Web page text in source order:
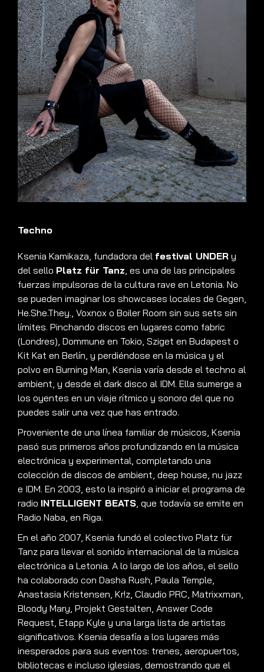
Techno
Ksenia Kamikaza, fundadora del festival UNDER y
del sello Platz für Tanz, es una de las principales
fuerzas impulsoras de la cultura rave en Letonia. No
se pueden imaginar los showcases locales de Gegen,
He.She.They., Voxnox o Boiler Room sin sus sets sin
límites. Pinchando discos en lugares como fabric
(Londres), Dommune en Tokio, Sziget en Budapest o
Kit Kat en Berlín, y perdiéndose en la música y el
polvo en Burning Man, Ksenia varía desde el techno al
ambient, y desde el dark disco al IDM. Ella sumerge a
los oyentes en un viaje rítmico y sonoro del que no
puedes salir una vez que has entrado.
Proveniente de una línea familiar de músicos, Ksenia
pasó sus primeros años profundizando en la música
electrónica y experimental, completando una
colección de discos de ambient, deep house, nu jazz
e IDM. En 2003, esto la inspiró a iniciar el programa de
radio INTELLIGENT BEATS, que todavía se emite en
Radio Naba, en Riga.
En el año 2007, Ksenia fundó el colectivo Platz für
Tanz para llevar el sonido internacional de la música
electrónica a Letonia. A lo largo de los años, el sello
ha colaborado con Dasha Rush, Paula Temple,
Anastasia Kristensen, Kr!z, Claudio PRC, Matrixxman,
Bloody Mary, Projekt Gestalten, Answer Code
Request, Etapp Kyle y una larga lista de artistas
significativos. Ksenia desafía a los lugares más
inesperados para sus eventos: trenes, aeropuertos,
bibliotecas e incluso iglesias, demostrando que el